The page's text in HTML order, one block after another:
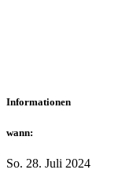
Informationen
wann:
So. 28. Juli 2024